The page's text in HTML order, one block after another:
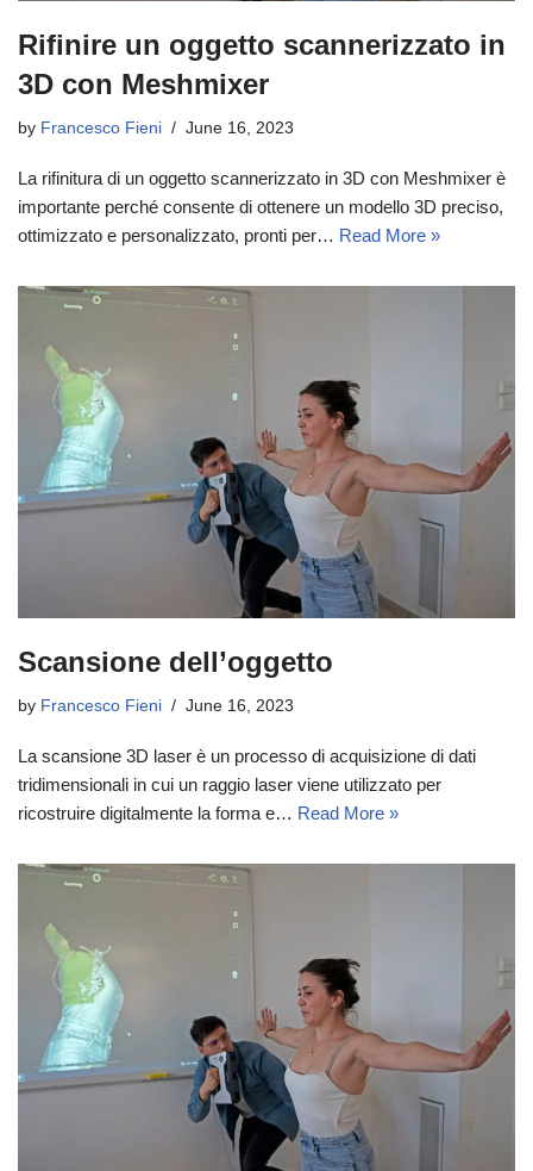
Rifinire un oggetto scannerizzato in
3D con Meshmixer
by Francesco Fieni June 16, 2023
La rifinitura di un oggetto scannerizzato in 3D con Meshmixer è
importante perché consente di ottenere un modello 3D preciso,
ottimizzato e personalizzato, pronti per… Read More »
Scansione dell’oggetto
by Francesco Fieni June 16, 2023
La scansione 3D laser è un processo di acquisizione di dati
tridimensionali in cui un raggio laser viene utilizzato per
ricostruire digitalmente la forma e… Read More »